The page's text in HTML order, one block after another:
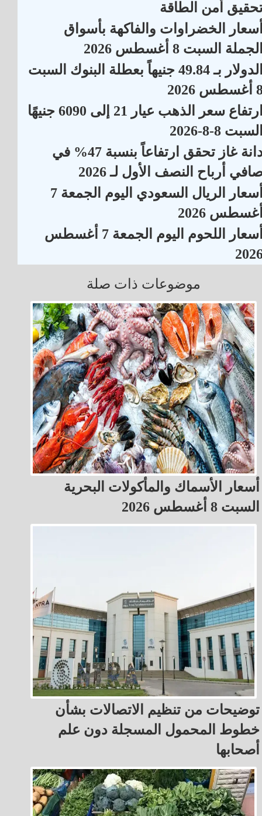
أمن الطاقة
الخضراوات والفاكهة بأسواق
السبت 8 أغسطس 2026
الدولار بـ 49.84 جنيهاً بعطلة البنوك السبت
2026
ارتفاع سعر الذهب عيار 21 إلى 6090 جنيهًا
8-8-2026
دانة غاز تحقق ارتفاعاً بنسبة 47% في
أرباح النصف الأول لـ 2026
أسعار الريال السعودي اليوم الجمعة 7
2026
أسعار اللحوم اليوم الجمعة 7 أغسطس
موضوعات ذات صلة
أسعار الأسماك والمأكولات البحرية
السبت 8 أغسطس 2026
توضيحات من تنظيم الاتصالات بشأن
خطوط المحمول المسجلة دون علم
أصحابها